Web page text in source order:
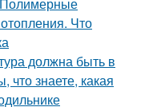
Что
должна быть в
что знаете, какая